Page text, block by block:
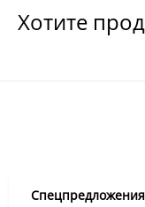
Хотите
Спецпредложения